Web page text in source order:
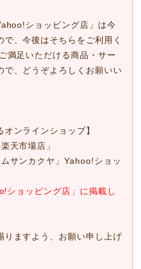
ショッピング店」は今
、今後はそちらをご利用く
満足いただける商品・サー
で、どうぞよろしくお願いい
オンラインショップ】
天市場店」
サンカクヤ」Yahoo!ショッ
ショッピング店」に掲載し
ますよう、お願い申し上げ